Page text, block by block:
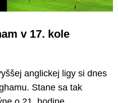
v 17. kole
anglickej ligy si dnes
Stane sa tak